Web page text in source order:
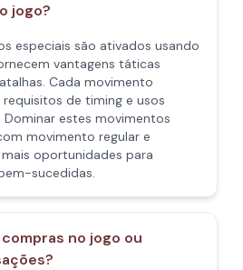
jogo?
especiais são ativados usando
vantagens táticas
Cada movimento
de timing e usos
estes movimentos
movimento regular e
oportunidades para
sucedidas.
no jogo ou